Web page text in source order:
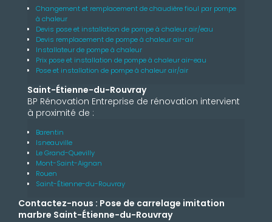
Changement et remplacement de chaudière fioul par pompe
à chaleur
Devis pose et installation de pompe à chaleur air/eau
Devis remplacement de pompe à chaleur air-air
Installateur de pompe à chaleur
Prix pose et installation de pompe à chaleur air-eau
Pose et installation de pompe à chaleur air/air
Saint-Étienne-du-Rouvray
BP Rénovation Entreprise de rénovation intervient
à proximité de :
Barentin
Isneauville
Le Grand-Quevilly
Mont-Saint-Aignan
Rouen
Saint-Étienne-du-Rouvray
Contactez-nous : Pose de carrelage imitation
marbre Saint-Étienne-du-Rouvray